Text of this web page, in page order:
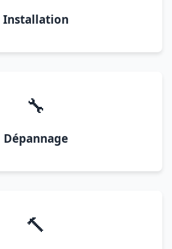
Installation
🔧
Dépannage
🔨